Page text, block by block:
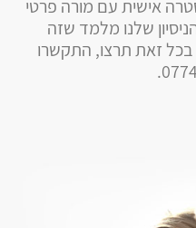
אישית עם מורה פרטי
שלנו מלמד שזה
זאת תרצו, התקשרו